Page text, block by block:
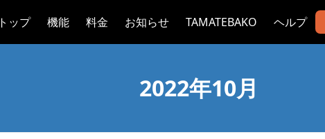
トップ 機能 料金 お知らせ TAMATEBAKO ヘルプ
2022年10月